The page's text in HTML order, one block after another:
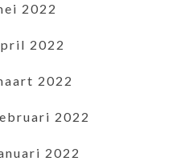
2022
2022
2022
2022
2022